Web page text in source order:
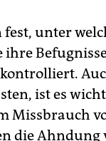
fest, unter
ist es
Missbrauch
die Ahndung